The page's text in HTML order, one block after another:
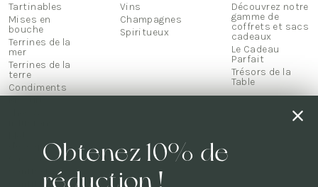
Obtenez 10% de
réduction !
Tartinables
Mises en
bouche
Terrines de la
mer
Terrines de la
terre
Condiments
d'exception
Chocolats
Confiseries
Confitures
Vins
Champagnes
Spiritueux
Découvrez notre
gamme de
coffrets et sacs
cadeaux
Le Cadeau
Parfait
Trésors de la
Table